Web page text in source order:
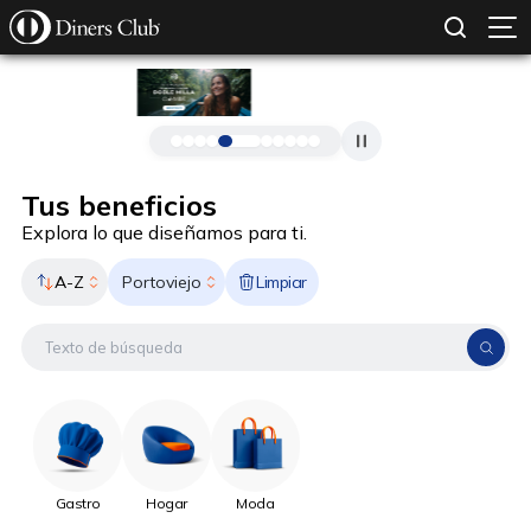
Pasar al contenido principal
Tus beneficios
Explora lo que diseñamos para ti.
A-Z Portoviejo Limpiar
Gastro Hogar Moda